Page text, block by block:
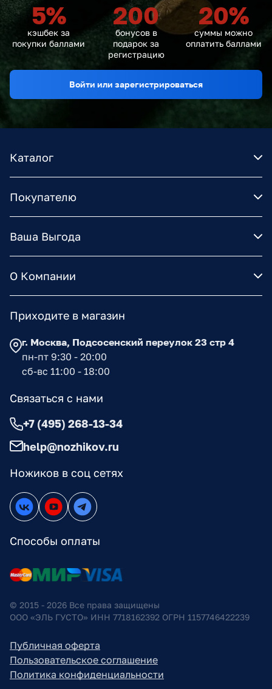
5%
кэшбек за
покупки баллами
200
бонусов в
подарок за
регистрацию
20%
суммы можно
оплатить баллами
Войти или зарегистрироваться
Каталог
Покупателю
Ваша Выгода
О Компании
Ножиков в соц сетях
Способы оплаты
Приходите в магазин
г. Москва, Подсосенский переулок 23 стр 4
пн-пт 9:30 - 20:00
сб-вс 11:00 - 18:00
Связаться с нами
+7 (495) 268-13-34
help@nozhikov.ru
© 2015 - 2026 Все права защищены
ООО «ЭЛЬ ГУСТО» ИНН 7718162392 ОГРН 1157746422239
Публичная оферта
Пользовательское соглашение
Политика конфиденциальности